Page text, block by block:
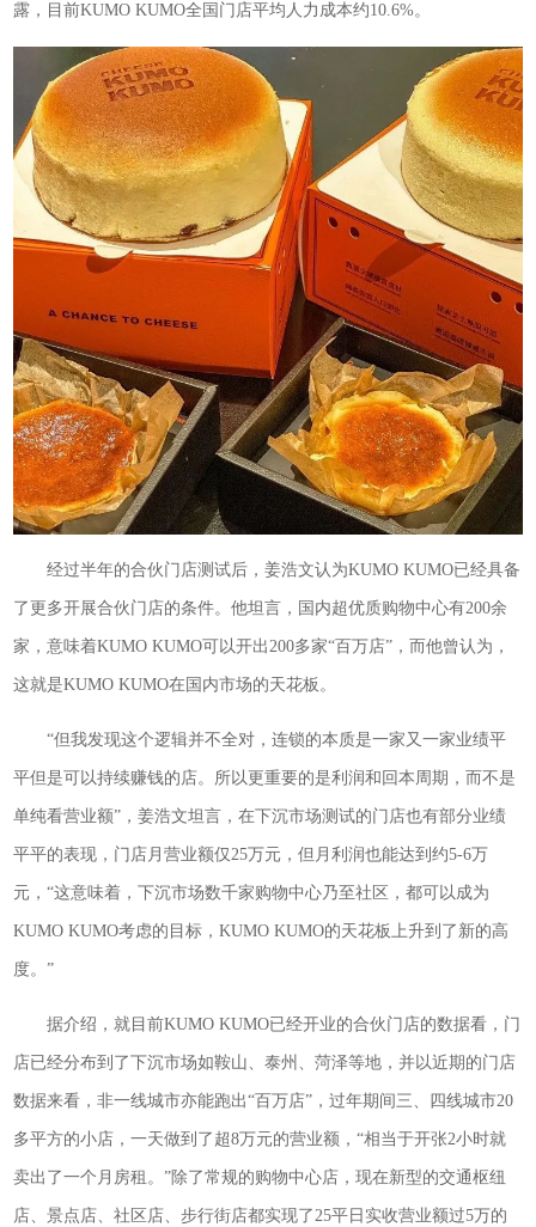
露，目前KUMO KUMO全国门店平均人力成本约10.6%。
经过半年的合伙门店测试后，姜浩文认为KUMO KUMO已经具备
了更多开展合伙门店的条件。他坦言，国内超优质购物中心有200余
家，意味着KUMO KUMO可以开出200多家“百万店”，而他曾认为，
这就是KUMO KUMO在国内市场的天花板。
“但我发现这个逻辑并不全对，连锁的本质是一家又一家业绩平
平但是可以持续赚钱的店。所以更重要的是利润和回本周期，而不是
单纯看营业额”，姜浩文坦言，在下沉市场测试的门店也有部分业绩
平平的表现，门店月营业额仅25万元，但月利润也能达到约5-6万
元，“这意味着，下沉市场数千家购物中心乃至社区，都可以成为
KUMO KUMO考虑的目标，KUMO KUMO的天花板上升到了新的高
度。”
据介绍，就目前KUMO KUMO已经开业的合伙门店的数据看，门
店已经分布到了下沉市场如鞍山、泰州、菏泽等地，并以近期的门店
数据来看，非一线城市亦能跑出“百万店”，过年期间三、四线城市20
多平方的小店，一天做到了超8万元的营业额，“相当于开张2小时就
卖出了一个月房租。”除了常规的购物中心店，现在新型的交通枢纽
店、景点店、社区店、步行街店都实现了25平日实收营业额过5万的